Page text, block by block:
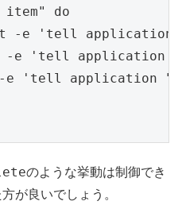
item" do
-e 'tell
-e 'tell application
e 'tell application
のような挙動は制御でき
が良いでしょう。